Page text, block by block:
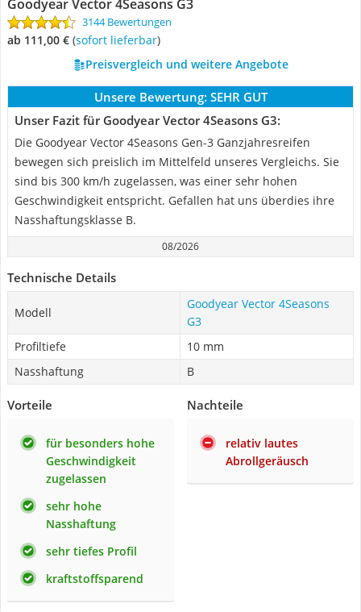
Goodyear Vector 4Seasons G3
3144 Bewertungen
ab 111,00 € ( Sofort lieferbar)
Preisvergleich und weitere Angebote
Unsere Bewertung: SEHR GUT
Unser Fazit für Goodyear Vector 4Seasons G3:
Die Goodyear Vector 4Seasons Gen-3 Ganzjahresreifen
bewegen sich preislich im Mittelfeld unseres Vergleichs. Sie
sind bis 300 km/h zugelassen, was einer sehr hohen
Geschwindigkeit entspricht. Gefallen hat uns überdies ihre
Nasshaftungsklasse B.
08/2026
Technische Details
Modell
Goodyear Vector 4Seasons
G3
Profiltiefe
10 mm
Nasshaftung
B
Vorteile
für besonders hohe
Geschwindigkeit
zugelassen
sehr hohe
Nasshaftung
sehr tiefes Profil
kraftstoffsparend
Nachteile
relativ lautes
Abrollgeräusch